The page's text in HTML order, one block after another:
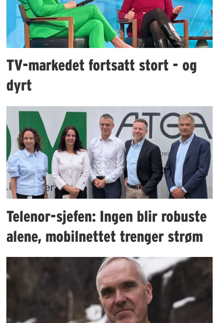
TV-markedet fortsatt stort - og
dyrt
Telenor-sjefen: Ingen blir robuste
alene, mobilnettet trenger strøm